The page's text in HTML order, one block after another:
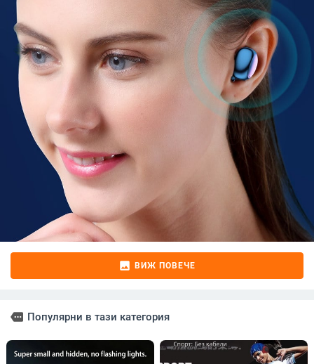
image ВИЖ ПОВЕЧЕ
more Популярни в тази категория